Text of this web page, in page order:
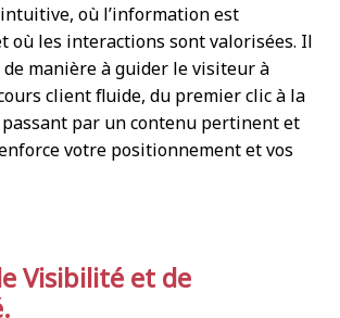
où l’information est
où les interactions sont valorisées. Il
manière à guider le visiteur à
client fluide, du premier clic à la
par un contenu pertinent et
votre positionnement et vos
Visibilité et de